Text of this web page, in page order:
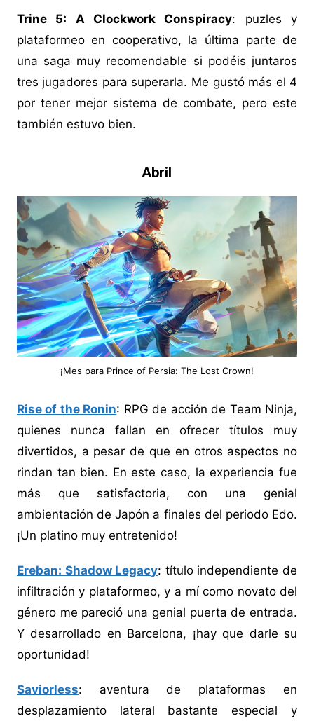
Trine 5: A Clockwork Conspiracy: puzles y
plataformeo en cooperativo, la última parte de
una saga muy recomendable si podéis juntaros
tres jugadores para superarla. Me gustó más el 4
por tener mejor sistema de combate, pero este
también estuvo bien.
Abril
¡Mes para Prince of Persia: The Lost Crown!
Rise of the Ronin: RPG de acción de Team Ninja,
quienes nunca fallan en ofrecer títulos muy
divertidos, a pesar de que en otros aspectos no
rindan tan bien. En este caso, la experiencia fue
más que satisfactoria, con una genial
ambientación de Japón a finales del periodo Edo.
¡Un platino muy entretenido!
Ereban: Shadow Legacy: título independiente de
infiltración y plataformeo, y a mí como novato del
género me pareció una genial puerta de entrada.
Y desarrollado en Barcelona, ¡hay que darle su
oportunidad!
Saviorless: aventura de plataformas en
desplazamiento lateral bastante especial y